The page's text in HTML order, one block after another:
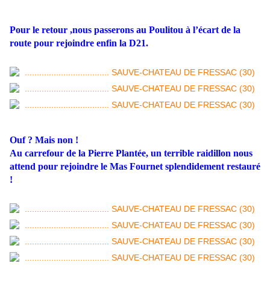
Pour le retour ,nous passerons au Poulitou à l’écart de la
route pour rejoindre enfin la D21.
Ouf ? Mais non !
Au carrefour de la Pierre Plantée, un terrible raidillon nous
attend pour rejoindre le Mas Fournet splendidement restauré
!